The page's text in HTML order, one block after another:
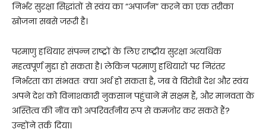
निर्भर सुरक्षा सिद्धांतों से स्वंय का “अपार्जन” करने का एक तरीका
खोजना सबसे जरूरी है।
परमाणु हथियार संपन्न राष्ट्रों के लिए राष्ट्रीय सुरक्षा अत्यधिक
महत्वपूर्ण मुद्दा हो सकता है। लेकिन परमाणु हथियारों पर निरंतर
निर्भरता का संभवतः क्या अर्थ हो सकता है, जब वे विरोधी देश और स्वंय
अपने देश को विनाशकारी नुकसान पहुंचाने में सक्षम हैं, और मानवता के
अस्तित्व की नींव को अपरिवर्तनीय रूप से कमजोर कर सकते हैं?
उन्होंने तर्क दिया।